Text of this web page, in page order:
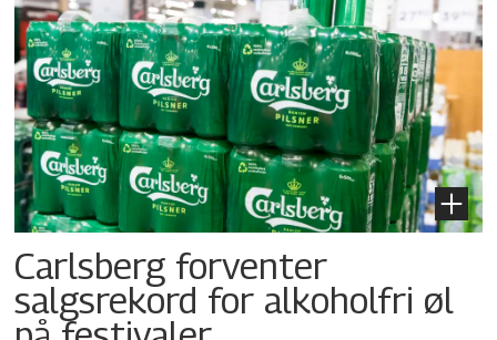
Carlsberg forventer
salgsrekord for alkoholfri øl